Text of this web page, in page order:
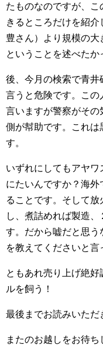
たものなのですが、
きるところだけを紹
豊さん）より規模の
ということを述べたか
後、今月の検索で青
言うと危険です。この
言いますが警察がその
側が幇助です。これ
す。
いずれにしてもアヤ
にたいんですか？海
ることです。そして
し、煮詰めれば製造
す。だから嘘だと思う
を教えてくださいと言
ともあれ売り上げ絶
ルを飼う！
最後までお読みいただ
またのお越しをお待ち